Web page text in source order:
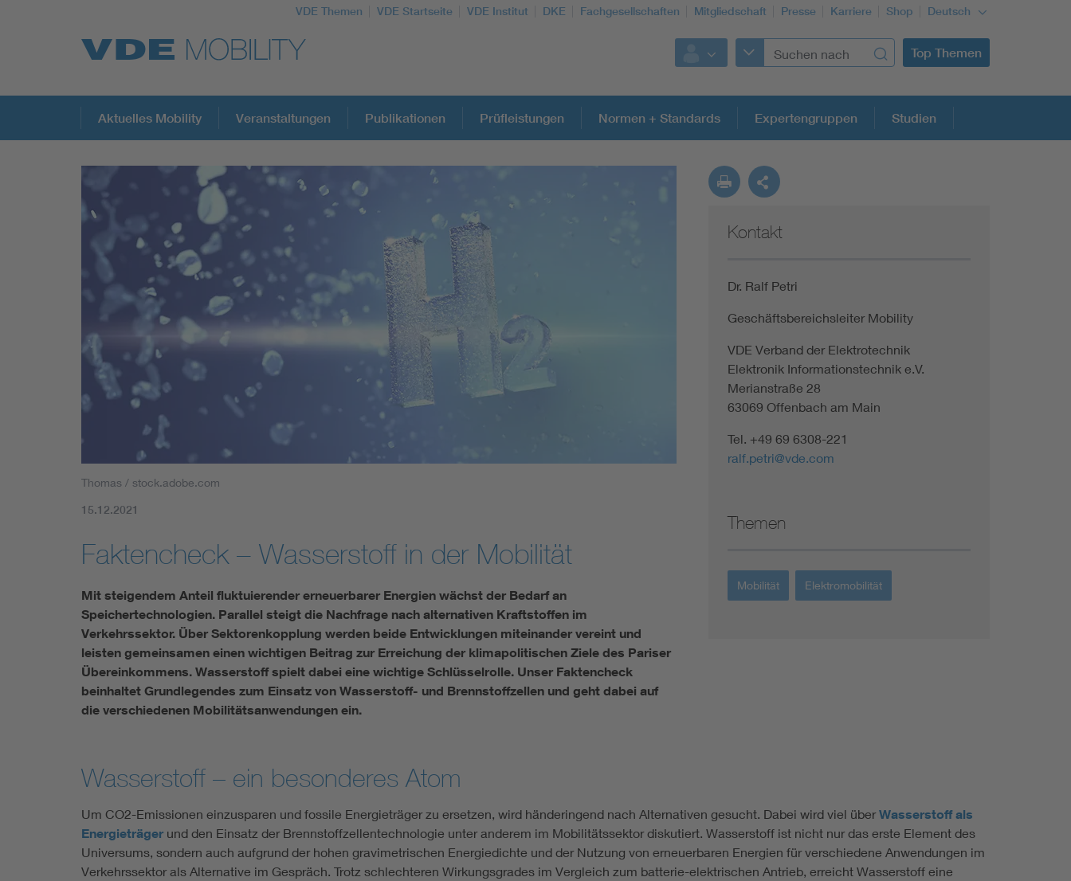
VDE Themen VDE Startseite VDE Institut DKE Fachgesellschaften Mitgliedschaft Presse Karriere Shop Deutsch
Top Themen
Top Themen
Fokusthemen
Energy
AI & Digital Trust
Health
Standards
Weitere Themen
Assisted Living
Electromobility
Energy efficiency
Energy storage
Building Services Engineering
Information and communications technology ICT
Education + profession
Renewable energies
Environmental Protection
Aktuelles Mobility Veranstaltungen Publikationen Prüfleistungen Normen + Standards Expertengruppen Studien
Thomas / stock.adobe.com
15.12.2021
Faktencheck – Wasserstoff in der Mobilität
Mit steigendem Anteil fluktuierender erneuerbarer Energien wächst der Bedarf an
Speichertechnologien. Parallel steigt die Nachfrage nach alternativen Kraftstoffen im
Verkehrssektor. Über Sektorenkopplung werden beide Entwicklungen miteinander vereint und
leisten gemeinsamen einen wichtigen Beitrag zur Erreichung der klimapolitischen Ziele des Pariser
Übereinkommens. Wasserstoff spielt dabei eine wichtige Schlüsselrolle. Unser Faktencheck
beinhaltet Grundlegendes zum Einsatz von Wasserstoff- und Brennstoffzellen und geht dabei auf
die verschiedenen Mobilitätsanwendungen ein.
Kontakt
Dr. Ralf Petri
Geschäftsbereichsleiter Mobility
VDE Verband der Elektrotechnik
Elektronik Informationstechnik e.V.
Merianstraße 28
63069 Offenbach am Main
Tel. +49 69 6308-221
ralf.petri@vde.com
Themen
Mobilität Elektromobilität
Wasserstoff – ein besonderes Atom
Um CO2-Emissionen einzusparen und fossile Energieträger zu ersetzen, wird händeringend nach Alternativen gesucht. Dabei wird viel überWasserstoff als
Energieträger und den Einsatz der Brennstoffzellentechnologie unter anderem im Mobilitätssektor diskutiert. Wasserstoff ist nicht nur das erste Element des
Universums, sondern auch aufgrund der hohen gravimetrischen Energiedichte und der Nutzung von erneuerbaren Energien für verschiedene Anwendungen im
Verkehrssektor als Alternative im Gespräch. Trotz schlechteren Wirkungsgrades im Vergleich zum batterie-elektrischen Antrieb, erreicht Wasserstoff eine